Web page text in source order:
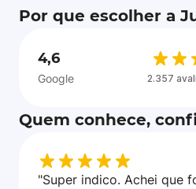
Por que escolher a
4,6
Google 2.357
Quem conhece,
"Super indico. Achei que